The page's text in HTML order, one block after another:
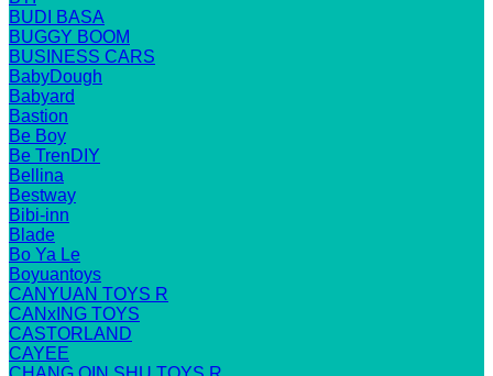
BUDI BASA
BUGGY BOOM
BUSINESS CARS
BabyDough
Babyard
Bastion
Be Boy
Be TrenDIY
Bellina
Bestway
Bibi-inn
Blade
Bo Ya Le
Boyuantoys
CANYUAN TOYS R
CANxING TOYS
CASTORLAND
CAYEE